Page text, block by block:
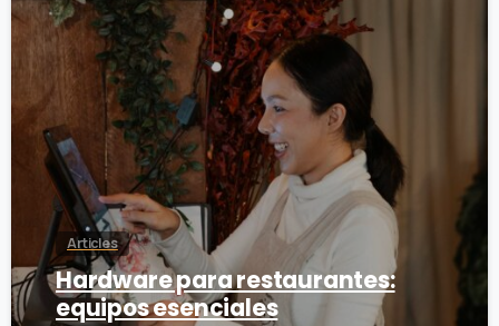
Articles
Hardware para restaurantes:
equipos esenciales